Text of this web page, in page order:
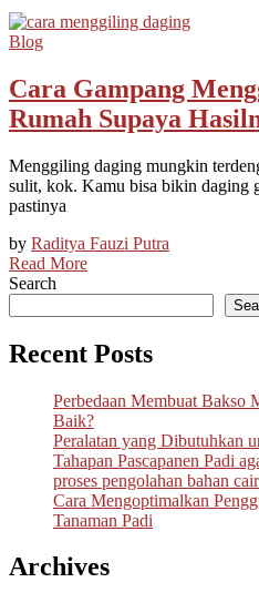
Blog
Cara Gampang
Rumah Supaya
Menggiling daging mungkin
sulit, kok. Kamu bisa bikin daging
pastinya
by Raditya Fauzi Putra
Read More
Search
Recent Posts
Perbedaan Membuat Bakso
Baik?
Peralatan yang Dibutuhkan
Tahapan Pascapanen Padi
proses pengolahan bahan
Cara Mengoptimalkan
Tanaman Padi
Archives